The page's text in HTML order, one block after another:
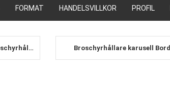
FORMAT HANDELSVILLKOR PROFIL
Tidningshållare & Golv Broschyrhållare Broschyrhållare karusell Bord